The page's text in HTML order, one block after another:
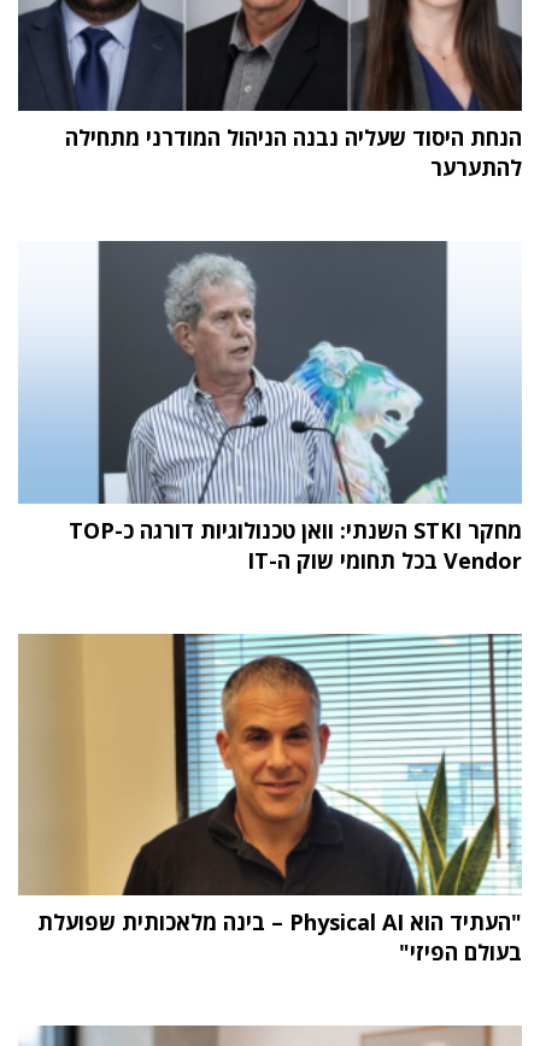
הנחת היסוד שעליה נבנה הניהול המודרני מתחילה
להתערער
מחקר STKI השנתי: וואן טכנולוגיות דורגה כ-TOP
Vendor בכל תחומי שוק ה-IT
"העתיד הוא Physical AI – בינה מלאכותית שפועלת
בעולם הפיזי"